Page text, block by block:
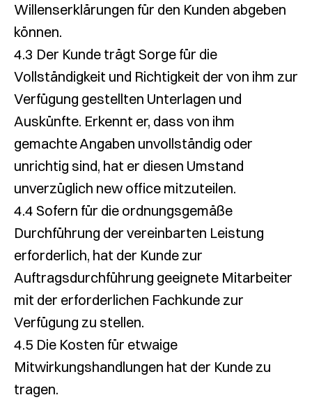
Willenserklärungen für den Kunden abgeben
können.
4.3 Der Kunde trägt Sorge für die
Vollständigkeit und Richtigkeit der von ihm zur
Verfügung gestellten Unterlagen und
Auskünfte. Erkennt er, dass von ihm
gemachte Angaben unvollständig oder
unrichtig sind, hat er diesen Umstand
unverzüglich new office mitzuteilen.
4.4 Sofern für die ordnungsgemäße
Durchführung der vereinbarten Leistung
erforderlich, hat der Kunde zur
Auftragsdurchführung geeignete Mitarbeiter
mit der erforderlichen Fachkunde zur
Verfügung zu stellen.
4.5 Die Kosten für etwaige
Mitwirkungshandlungen hat der Kunde zu
tragen.